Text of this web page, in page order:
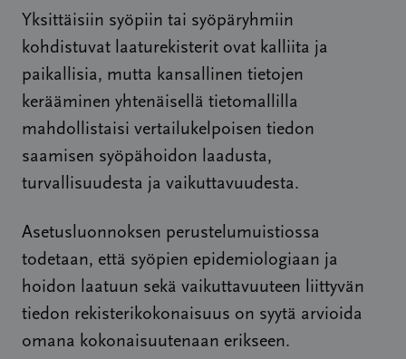
Yksittäisiin syöpiin tai syöpäryhmiin
kohdistuvat laaturekisterit ovat kalliita ja
paikallisia, mutta kansallinen tietojen
kerääminen yhtenäisellä tietomallilla
mahdollistaisi vertailukelpoisen tiedon
saamisen syöpähoidon laadusta,
turvallisuudesta ja vaikuttavuudesta.
Asetusluonnoksen perustelumuistiossa
todetaan, että syöpien epidemiologiaan ja
hoidon laatuun sekä vaikuttavuuteen liittyvän
tiedon rekisterikokonaisuus on syytä arvioida
omana kokonaisuutenaan erikseen.